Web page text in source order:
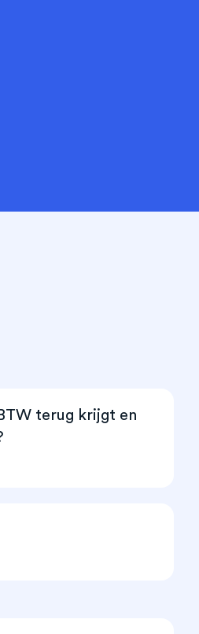
terug krijgt en